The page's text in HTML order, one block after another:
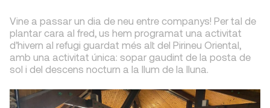
Vine a passar un dia de neu entre companys! Per tal de
plantar cara al fred, us hem programat una activitat
d’hivern al refugi guardat més alt del Pirineu Oriental,
amb una activitat única: sopar gaudint de la posta de
sol i del descens nocturn a la llum de la lluna.